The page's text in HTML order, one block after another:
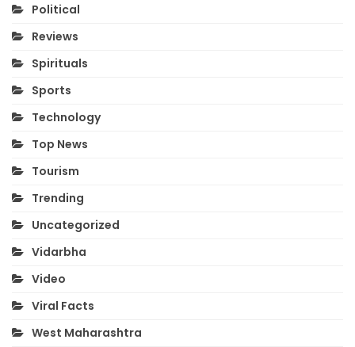
Political
Reviews
Spirituals
Sports
Technology
Top News
Tourism
Trending
Uncategorized
Vidarbha
Video
Viral Facts
West Maharashtra